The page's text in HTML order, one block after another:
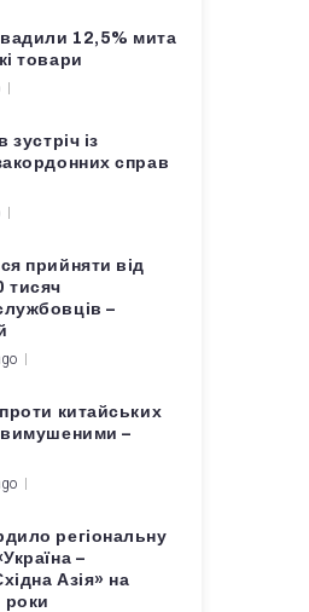
12,5% мита
товари
зустріч із
справ
прийняти від
тисяч
–
китайських
вимушеними –
регіональну
–
Азія» на